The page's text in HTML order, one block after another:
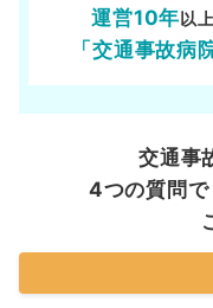
運営10年以
「交通事故病
交通事
4つの質問で